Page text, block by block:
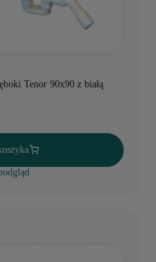
Tenor 90x90 z białą